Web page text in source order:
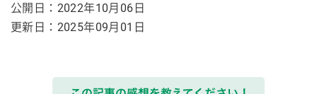
公開日：2022年10月06日
更新日： 2025年09月01日